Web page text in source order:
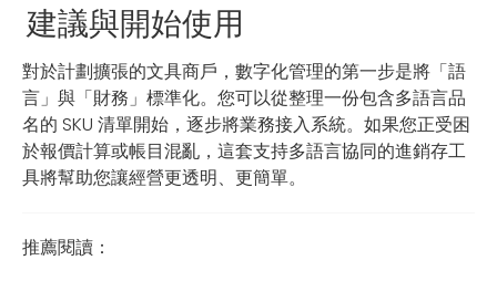
建議與開始使用
對於計劃擴張的文具商戶，數字化管理的第一步是將「語
言」與「財務」標準化。您可以從整理一份包含多語言品
名的 SKU 清單開始，逐步將業務接入系統。如果您正受困
於報價計算或帳目混亂，這套支持多語言協同的進銷存工
具將幫助您讓經營更透明、更簡單。
推薦閱讀：